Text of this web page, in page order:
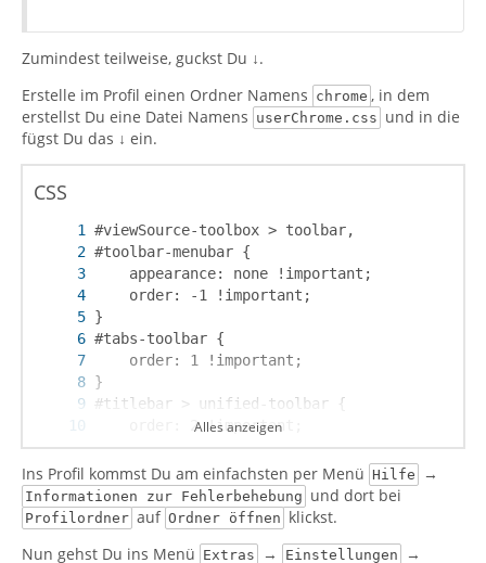
Zumindest teilweise, guckst Du ↓.
Erstelle im Profil einen Ordner Namens chrome , in dem
erstellst Du eine Datei Namens userChrome.css und in die
fügst Du das ↓ ein.
CSS
}
Alles anzeigen
Ins Profil kommst Du am einfachsten per Menü Hilfe →
Informationen zur Fehlerbehebung und dort bei
Profilordner auf Ordner öffnen klickst.
Nun gehst Du ins Menü Extras → Einstellungen →